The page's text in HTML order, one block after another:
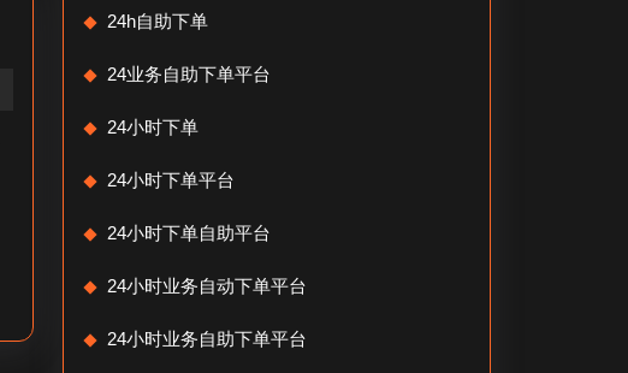
24h自助下单
24业务自助下单平台
24小时下单
24小时下单平台
24小时下单自助平台
24小时业务自动下单平台
24小时业务自助下单平台